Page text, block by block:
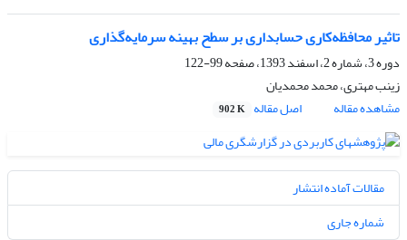
تاثیر محافظه‌کاری حسابداری بر سطح بهینه سرمایه‌گذاری
دوره 3، شماره 2، اسفند 1393، صفحه
99-122
زینب مهتری، محمد محمدیان
مشاهده مقاله
اصل مقاله 902 K
مقالات آماده انتشار
شماره جاری